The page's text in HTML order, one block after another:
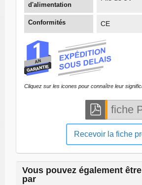
d'alimentation
Conformités CE
Cliquez sur les icones pour connaître leur
Recevoir la fiche
Vous pouvez également
par